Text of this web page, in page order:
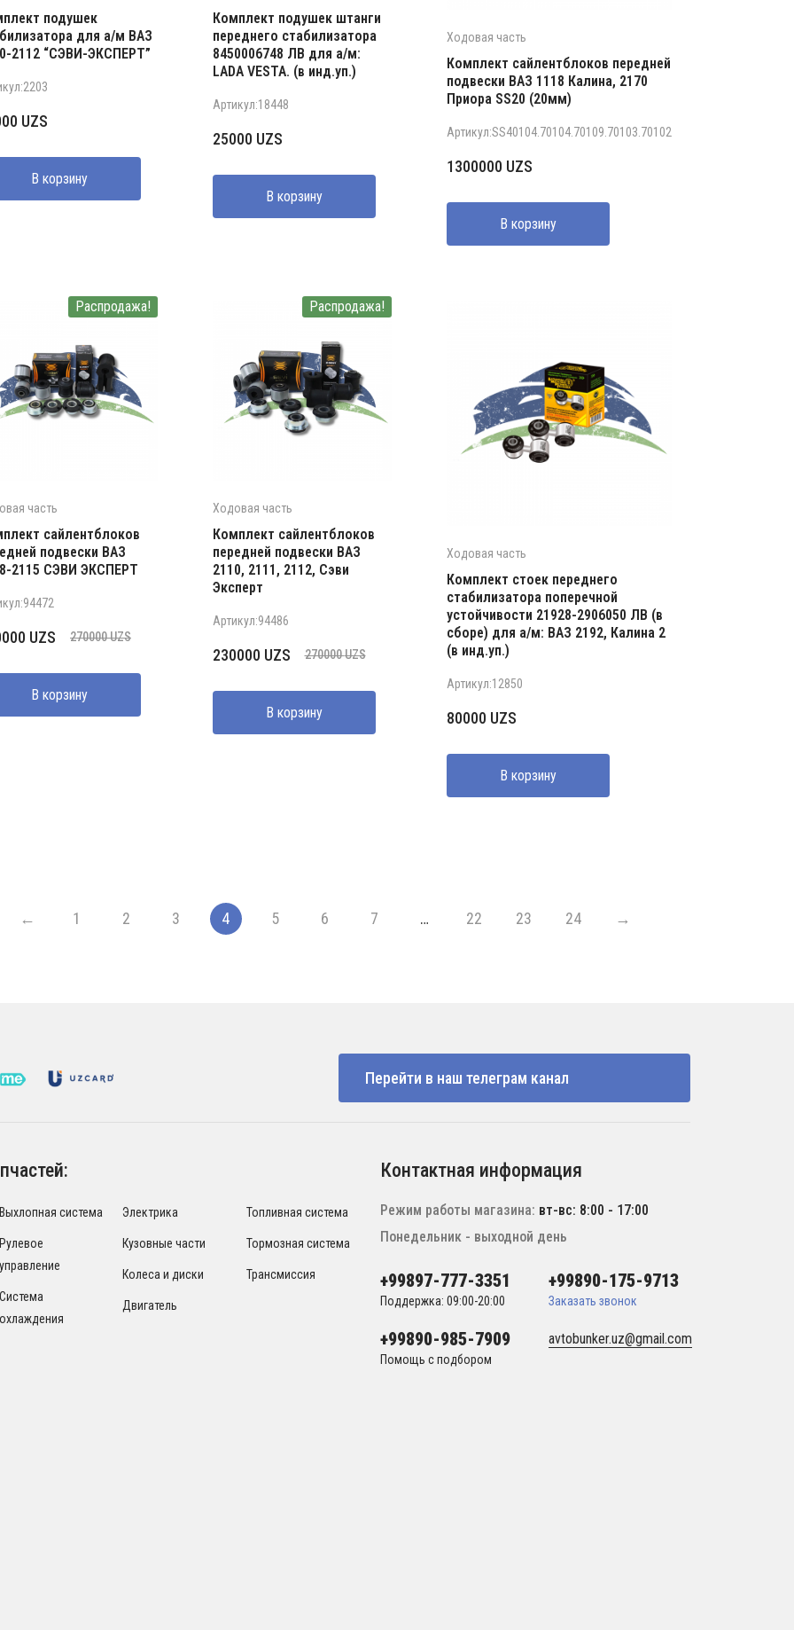
подушек
для а/м ВАЗ
2112 “СЭВИ-ЭКСПЕРТ”
UZS
В корзину
Комплект подушек штанги
переднего стабилизатора
8450006748 ЛВ для а/м:
LADA VESTA. (в инд.уп.)
Артикул:18448
25000 UZS
В корзину
Ходовая часть
Комплект сайлентблоков передней
подвески ВАЗ 1118 Калина, 2170
Приора SS20 (20мм)
Артикул:SS40104.70104.70109.70103.70102
1300000 UZS
В корзину
Распродажа!
часть
сайлентблоков
подвески ВАЗ
2115 СЭВИ ЭКСПЕРТ
270000UZS
UZS.
UZS
UZS.
В корзину
Распродажа!
Ходовая часть
Комплект сайлентблоков
передней подвески ВАЗ
2110, 2111, 2112, Сэви
Эксперт
Артикул:94486
270000UZS
Первоначальная
составляла
270000 UZS.
230000 UZS
Текущая
230000 UZS.
В корзину
Ходовая часть
Комплект стоек переднего
стабилизатора поперечной
устойчивости 21928-2906050 ЛВ (в
сборе) для а/м: ВАЗ 2192, Калина 2
(в инд.уп.)
Артикул:12850
80000 UZS
В корзину
← 1 2 3 4 5 6 7 … 22 23 24 →
Перейти в наш телеграм канал
Выхлопная система
Рулевое
управление
Система
охлаждения
Электрика
Кузовные части
Колеса и диски
Двигатель
Топливная система
Тормозная система
Трансмиссия
Контактная информация
Режим работы магазина: вт-вс: 8:00 - 17:00
Понедельник - выходной день
+99897-777-3351
Поддержка: 09:00-20:00
+99890-175-9713
Заказать звонок
+99890-985-7909
Помощь с подбором
avtobunker.uz@gmail.com